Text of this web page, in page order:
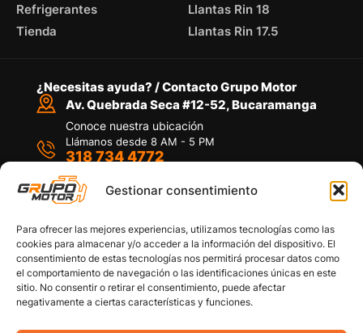
Gestionar consentimiento
Para ofrecer las mejores experiencias, utilizamos tecnologías como las
cookies para almacenar y/o acceder a la información del dispositivo. El
consentimiento de estas tecnologías nos permitirá procesar datos como
el comportamiento de navegación o las identificaciones únicas en este
sitio. No consentir o retirar el consentimiento, puede afectar
negativamente a ciertas características y funciones.
Refrigerantes
Tienda
Llantas Rin 18
Llantas Rin 17.5
¿Necesitas ayuda? / Contacto Grupo Motor
Av. Quebrada Seca #12-52, Bucaramanga
Conoce nuestra ubicación
Llámanos desde 8 AM - 5 PM
318 734 4772
Por medio de WhatsApp
Políticas de privacidad
Política de devoluciones y/o reembolsos